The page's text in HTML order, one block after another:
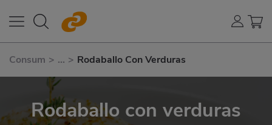
Consum > ... > Rodaballo Con Verduras
Rodaballo con verduras